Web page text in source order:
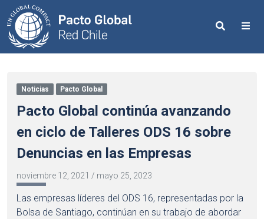
Search
Noticias Pacto Global
Pacto Global continúa avanzando
en ciclo de Talleres ODS 16 sobre
Denuncias en las Empresas
noviembre 12, 2021 / mayo 25, 2023
Las empresas líderes del ODS 16, representadas por la
Bolsa de Santiago, continúan en su trabajo de abordar